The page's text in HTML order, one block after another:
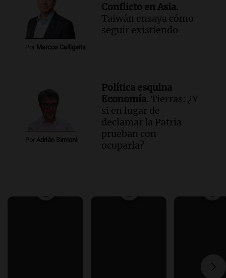
Por Marcos Calligaris
Conflicto en Asia.
Taiwán ensaya cómo
seguir existiendo
Por Adrián Simioni
Política esquina
Economía. Tierras: ¿Y
si en lugar de
declamar la Patria
prueban con
ocuparla?